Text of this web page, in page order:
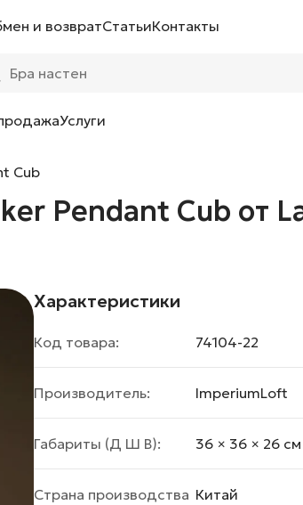
и возвратСтатьиКонтакты
Услуги
Cub
Pendant Cub от
Характеристики
Код товара: 74104-22
Производитель: ImperiumLoft
Габариты (Д Ш В): 36 × 36 × 26 cм
Страна производства Китай